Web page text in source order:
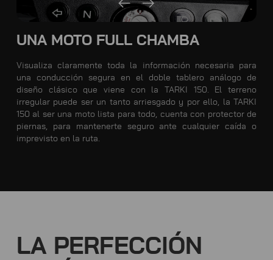
UNA MOTO FULL CHAMBA
Visualiza claramente toda la información necesaria para
una conducción segura en el doble tablero análogo de
diseño clásico que viene con la TARKI 150. El terreno
irregular puede ser un tanto arriesgado y por ello, la TARKI
150 al ser una moto lista para todo, cuenta con protector de
piernas, para mantenerte seguro ante cualquier caída o
imprevisto en la ruta.
LA PERFECCIÓN